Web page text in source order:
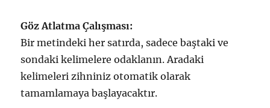
Göz Atlatma Çalışması:
Bir metindeki her satırda, sadece baştaki ve
sondaki kelimelere odaklanın. Aradaki
kelimeleri zihniniz otomatik olarak
tamamlamaya başlayacaktır.